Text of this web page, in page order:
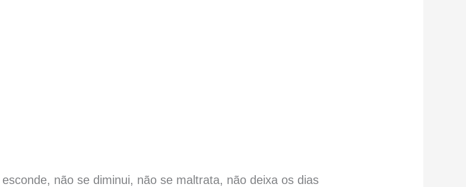
não se diminui, não se maltrata, não deixa os dias